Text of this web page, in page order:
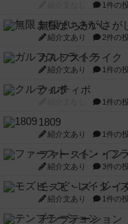
1件の
無限まちがいさが
紹介文あり 2件の
ガルフストライク
紹介文あり 1件の
クルティボ
1件の
1809
紹介文あり 1件の
ファースト・イン
紹介文あり 3件の
モズビ－ズ・レイ
紹介文あり 1件の
テンプテーション